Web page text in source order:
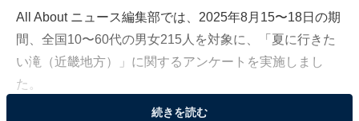
All About ニュース編集部では、2025年8月15〜18日の期
間、全国10〜60代の男女215人を対象に、「夏に行きた
い滝（近畿地方）」に関するアンケートを実施しまし
た。
続きを読む